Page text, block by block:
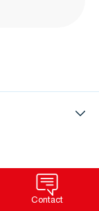
Contact